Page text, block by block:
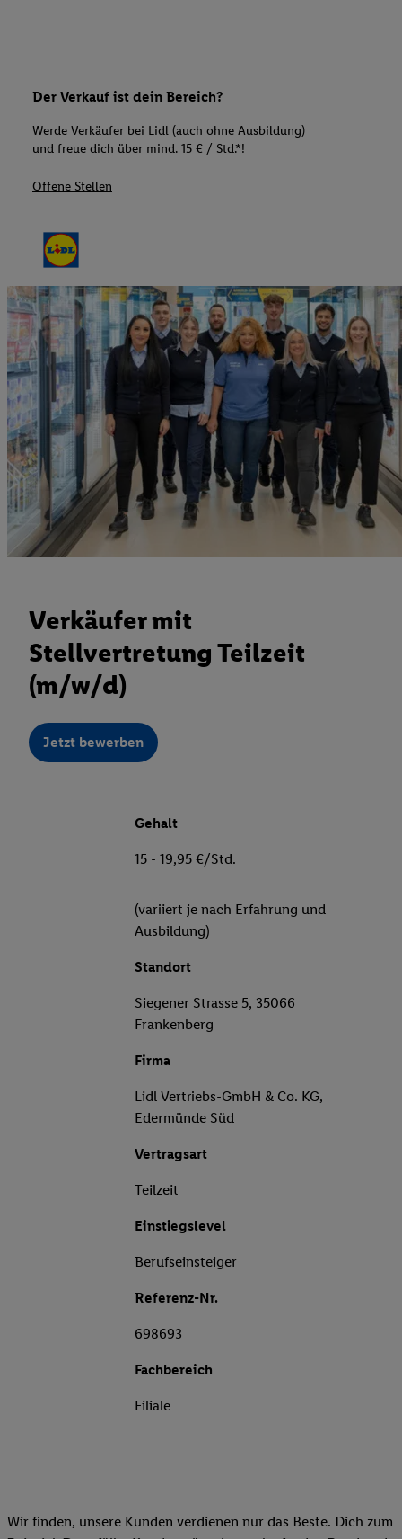
Der Verkauf ist dein Bereich?
Werde Verkäufer bei Lidl (auch ohne Ausbildung)
und freue dich über mind. 15 € / Std.*!
Offene Stellen
Verkäufer mit
Stellvertretung Teilzeit
(m/w/d)
Jetzt bewerben
Gehalt
15 - 19,95 €/Std.
(variiert je nach Erfahrung und
Ausbildung)
Standort
Siegener Strasse 5, 35066
Frankenberg
Firma
Lidl Vertriebs-GmbH & Co. KG,
Edermünde Süd
Vertragsart
Teilzeit
Einstiegslevel
Berufseinsteiger
Referenz-Nr.
698693
Fachbereich
Filiale
Wir finden, unsere Kunden verdienen nur das Beste. Dich zum